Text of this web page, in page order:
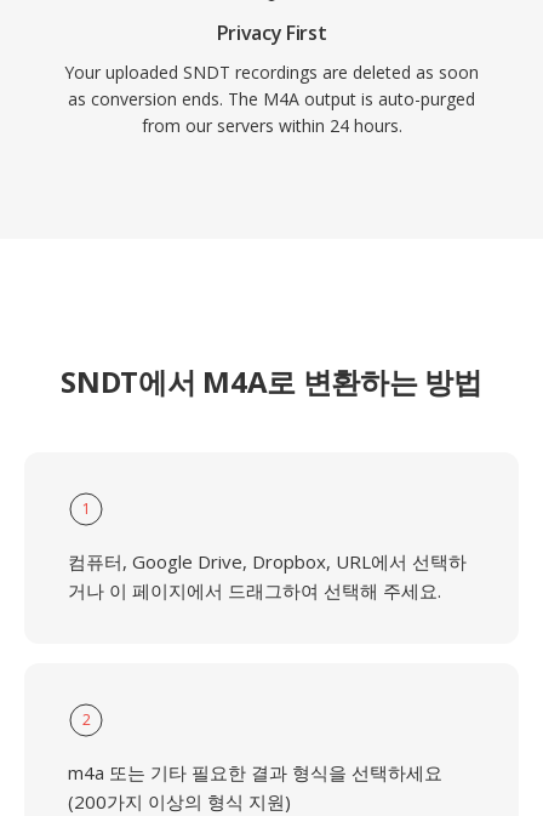
Privacy First
Your uploaded SNDT recordings are deleted as soon
as conversion ends. The M4A output is auto-purged
from our servers within 24 hours.
SNDT에서 M4A로 변환하는 방법
1
컴퓨터, Google Drive, Dropbox, URL에서 선택하
거나 이 페이지에서 드래그하여 선택해 주세요.
2
m4a 또는 기타 필요한 결과 형식을 선택하세요
(200가지 이상의 형식 지원)